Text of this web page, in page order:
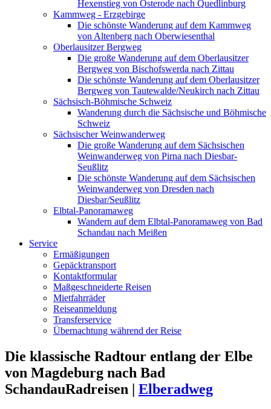
Hexenstieg von Osterode nach Quedlinburg
Kammweg - Erzgebirge
Die schönste Wanderung auf dem Kammweg
von Altenberg nach Oberwiesenthal
Oberlausitzer Bergweg
Die große Wanderung auf dem Oberlausitzer
Bergweg von Bischofswerda nach Zittau
Die schönste Wanderung auf dem Oberlausitzer
Bergweg von Tautewalde/Neukirch nach Zittau
Sächsisch-Böhmische Schweiz
Wanderung durch die Sächsische und Böhmische
Schweiz
Sächsischer Weinwanderweg
Die große Wanderung auf dem Sächsischen
Weinwanderweg von Pirna nach Diesbar-
Seußlitz
Die schönste Wanderung auf dem Sächsischen
Weinwanderweg von Dresden nach
Diesbar/Seußlitz
Elbtal-Panoramaweg
Wandern auf dem Elbtal-Panoramaweg von Bad
Schandau nach Meißen
Service
Ermäßigungen
Gepäcktransport
Kontaktformular
Maßgeschneiderte Reisen
Mietfahrräder
Reiseanmeldung
Transferservice
Übernachtung während der Reise
Die klassische Radtour entlang der Elbe
von Magdeburg nach Bad
SchandauRadreisen | Elberadweg